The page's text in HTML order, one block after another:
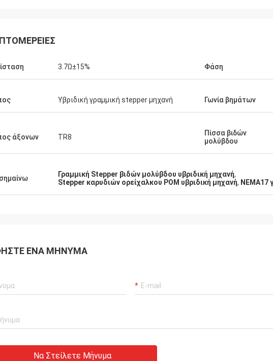
και σαφής επικοινωνία. Η
Εργασίες οδηγών όπως
Η εργασία προϊόντων όπως αναμενόταν,
αυτό συσκευάστηκε ωραία. Ο πωλητής
στη λήψη μιας απόφασης αγοράς. Είναι
έτοιμοι να προσαρμόσουν το προϊόν για
3.7Ω±15% Φάση
Υβριδική γραμμική stepper μηχανή Γωνία βημάτων
άξονων TR8
Πίσσα βιδών
μολύβδου
Γραμμική Stepper βιδών μολύβδου υβριδική μηχανή,
Stepper καρυδιών ορείχαλκου POM υβριδική μηχανή, NEMA17
ΈΝΑ ΜΉΝΥΜΑ
Να Στείλετε Μήνυμα